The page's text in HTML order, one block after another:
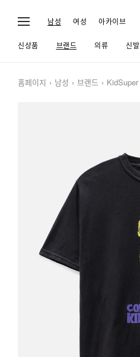
남성 여성 아카이브
신상품 브랜드 의류 신발
홈페이지 남성 브랜드 KidSuper